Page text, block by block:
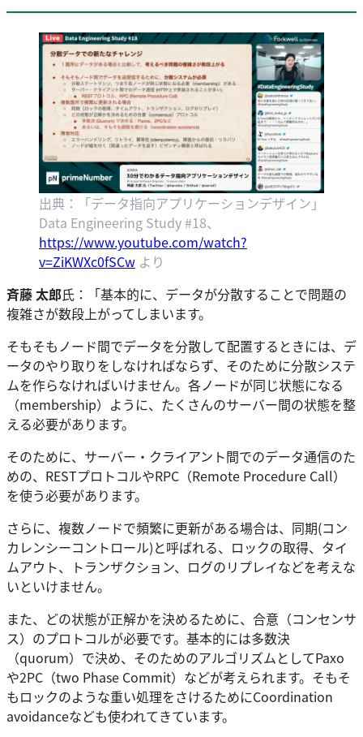
出典：「データ指向アプリケーションデザイン」
Data Engineering Study #18、
https://www.youtube.com/watch?
v=ZiKWXc0fSCw より
斉藤 太郎氏：「基本的に、データが分散することで問題の
複雑さが数段上がってしまいます。
そもそもノード間でデータを分散して配置するときには、デ
ータのやり取りをしなければならず、そのために分散システ
ムを作らなければいけません。各ノードが同じ状態になる
（membership）ように、たくさんのサーバー間の状態を整
える必要があります。
そのために、サーバー・クライアント間でのデータ通信のた
めの、RESTプロトコルやRPC（Remote Procedure Call）
を使う必要があります。
さらに、複数ノードで頻繁に更新がある場合は、同期(コン
カレンシーコントロール)と呼ばれる、ロックの取得、タイ
ムアウト、トランザクション、ログのリプレイなどを考えな
いといけません。
また、どの状態が正解かを決めるために、合意（コンセンサ
ス）のプロトコルが必要です。基本的には多数決
（quorum）で決め、そのためのアルゴリズムとしてPaxo
や2PC（two Phase Commit）などが考えられます。そもそ
もロックのような重い処理をさけるためにCoordination
avoidanceなども使われてきています。